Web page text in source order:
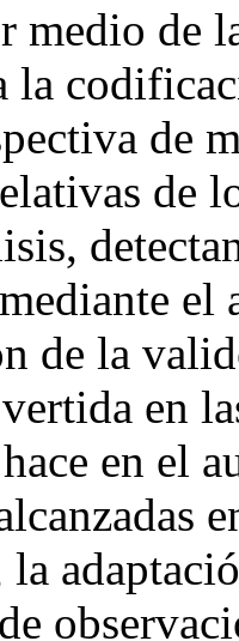
medio de
la
de
de
el
de la
en
en el